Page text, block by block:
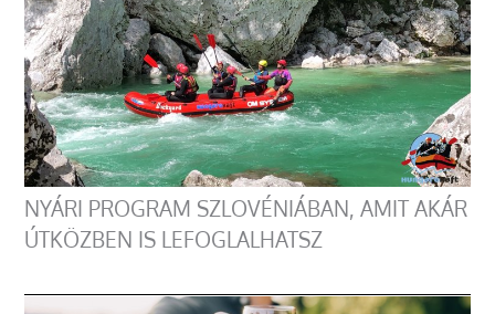
NYÁRI PROGRAM SZLOVÉNIÁBAN, AMIT AKÁR
ÚTKÖZBEN IS LEFOGLALHATSZ